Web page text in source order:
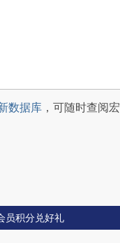
数据库 ，可随时查阅
员积分兑好礼